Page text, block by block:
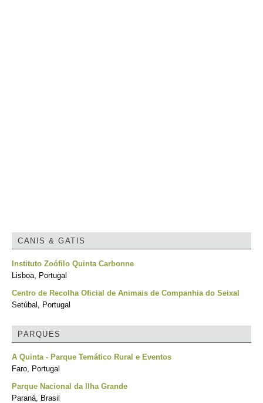
CANIS & GATIS
Instituto Zoófilo Quinta Carbonne
Lisboa, Portugal
Centro de Recolha Oficial de Animais de Companhia do Seixal
Setúbal, Portugal
PARQUES
A Quinta - Parque Temático Rural e Eventos
Faro, Portugal
Parque Nacional da Ilha Grande
Paraná, Brasil